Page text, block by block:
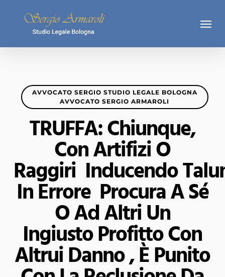
Menu
AVVOCATO SERGIO STUDIO LEGALE BOLOGNA
AVVOCATO SERGIO ARMAROLI
TRUFFA: Chiunque,
Con Artifizi O
Raggiri Inducendo
In Errore Procura A Sé
O Ad Altri Un
Ingiusto Profitto Con
Altrui Danno , È Punito